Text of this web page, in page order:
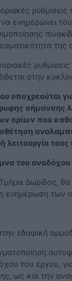
ενημερώνει
της
στην
υποχρεούται
ορίων που
λειτουργία τους
του αναδόχου
Δωρίδος,
ενημέρωση των
εδαφική
του έργου,
ως και την